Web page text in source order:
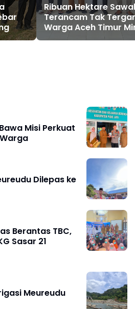
Ribuan Hektare
Terancam Tak
Warga Aceh Timur
Haji Uma Perjuangkan
Misi Perkuat
Dilepas ke
Berantas TBC,
Sasar 21
Meureudu